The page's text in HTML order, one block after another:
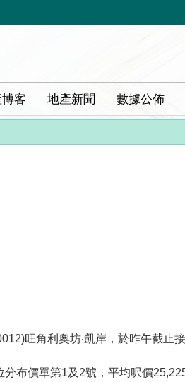
客 地產新聞 數據公佈
旺角利奧坊‧凱岸，於昨午截止
布價單第1及2號，平均呎價